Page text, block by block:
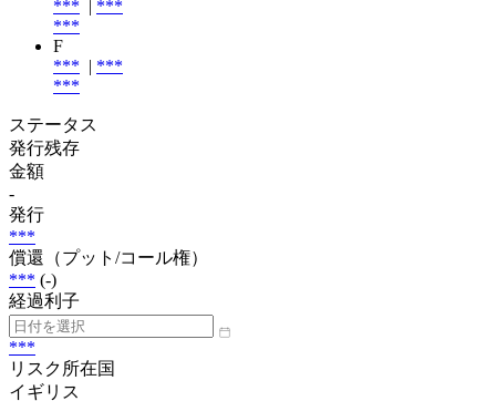
*** | ***
***
F
*** | ***
***
ステータス
発行残存
金額
-
発行
***
償還（プット/コール権）
*** (-)
経過利子
***
リスク所在国
イギリス